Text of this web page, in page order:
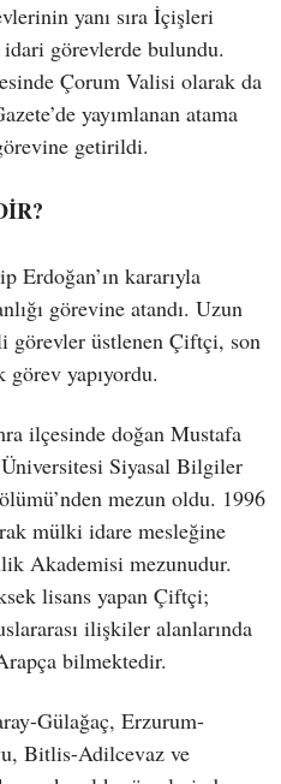
yanı sıra İçişleri
görevlerde bulundu.
Çorum Valisi olarak da
yayımlanan atama
getirildi.
Erdoğan’ın kararıyla
görevine atandı. Uzun
görevler üstlenen Çiftçi, son
yapıyordu.
ilçesinde doğan Mustafa
Siyasal Bilgiler
mezun oldu. 1996
mülki idare mesleğine
Akademisi mezunudur.
lisans yapan Çiftçi;
ilişkiler alanlarında
bilmektedir.
Gülağaç, Erzurum-
Bitlis-Adilcevaz ve